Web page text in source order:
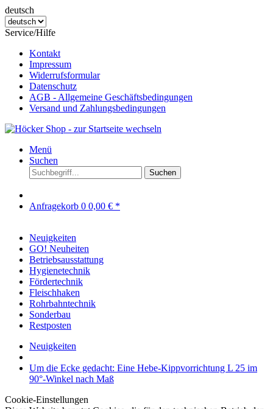
deutsch
Service/Hilfe
Kontakt
Impressum
Widerrufsformular
Datenschutz
AGB - Allgemeine Geschäftsbedingungen
Versand und Zahlungsbedingungen
Menü
Suchen
Suchen
Anfragekorb 0 0,00 € *
Neuigkeiten
GO! Neuheiten
Betriebsausstattung
Hygienetechnik
Fördertechnik
Fleischhaken
Rohrbahntechnik
Sonderbau
Restposten
Neuigkeiten
Um die Ecke gedacht: Eine Hebe-Kippvorrichtung L 25 im
90°-Winkel nach Maß
Cookie-Einstellungen